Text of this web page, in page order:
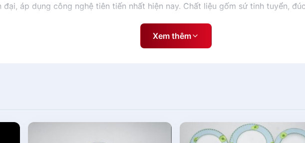
áp dụng công nghệ tiên tiến nhất hiện nay. Chất liệu gốm sứ tinh tuyển,
Xem thêm